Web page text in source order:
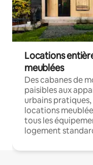
Locations
meublées
Des cabanes de
paisibles aux
urbains pratiques,
locations
tous les
logement